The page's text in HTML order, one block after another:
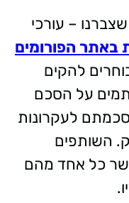
– עורכי
באתר הפורומים
להקים
על הסכם
לעקרונות
השותפים
כל אחד מהם